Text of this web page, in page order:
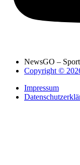
NewsGO –
Copyright ©
Impressum